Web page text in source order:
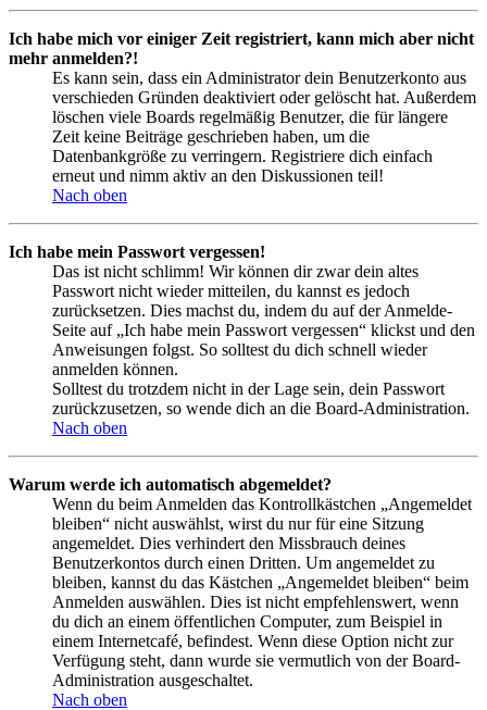
Ich habe mich vor einiger Zeit registriert, kann mich aber nicht
mehr anmelden?!
Es kann sein, dass ein Administrator dein Benutzerkonto aus
verschieden Gründen deaktiviert oder gelöscht hat. Außerdem
löschen viele Boards regelmäßig Benutzer, die für längere
Zeit keine Beiträge geschrieben haben, um die
Datenbankgröße zu verringern. Registriere dich einfach
erneut und nimm aktiv an den Diskussionen teil!
Nach oben
Ich habe mein Passwort vergessen!
Das ist nicht schlimm! Wir können dir zwar dein altes
Passwort nicht wieder mitteilen, du kannst es jedoch
zurücksetzen. Dies machst du, indem du auf der Anmelde-
Seite auf „Ich habe mein Passwort vergessen“ klickst und den
Anweisungen folgst. So solltest du dich schnell wieder
anmelden können.
Solltest du trotzdem nicht in der Lage sein, dein Passwort
zurückzusetzen, so wende dich an die Board-Administration.
Nach oben
Warum werde ich automatisch abgemeldet?
Wenn du beim Anmelden das Kontrollkästchen „Angemeldet
bleiben“ nicht auswählst, wirst du nur für eine Sitzung
angemeldet. Dies verhindert den Missbrauch deines
Benutzerkontos durch einen Dritten. Um angemeldet zu
bleiben, kannst du das Kästchen „Angemeldet bleiben“ beim
Anmelden auswählen. Dies ist nicht empfehlenswert, wenn
du dich an einem öffentlichen Computer, zum Beispiel in
einem Internetcafé, befindest. Wenn diese Option nicht zur
Verfügung steht, dann wurde sie vermutlich von der Board-
Administration ausgeschaltet.
Nach oben